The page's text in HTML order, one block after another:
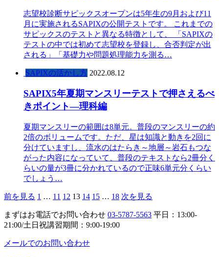
志望校診断サピックスオープンは5年生の9月および11
月に実施されるSAPIXの公開テストです。 これまでの
サピックスのテストと異なる特徴として、 「SAPIXの
テストの中では初めて志望校を登録し、合否判定が出
される」「基礎力や問題処理能力を測る…
SAPIXの活かし方 2022.08.12
SAPIX5年夏期マンスリーテストで押さえるべ
きポイント―理科編
夏期マンスリーの範囲は8単元。普段のマンスリーの約
2倍のボリュームです。ただ、星は知識と動きを2回に
分けていますし、流水のはたらき～地層～岩石もつな
がった内容になっていて、普段のテキストなら2冊分く
らいの量が3冊に分かれているので正味6単元分くらい
でしょう…
前を見る 1 … 11 12 13 14 15 … 18 次を見る
まずはお電話でお問い合わせ 03-5787-5563 平日：13:00-
21:00/土日祝講習期間：9:00-19:00
メールでのお問い合わせ